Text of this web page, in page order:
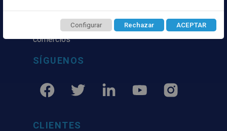
internacionales. Más de 25 años de
experiencia como proveedor de los mejores
comercios
SÍGUENOS
CLIENTES
Configurar Rechazar ACEPTAR